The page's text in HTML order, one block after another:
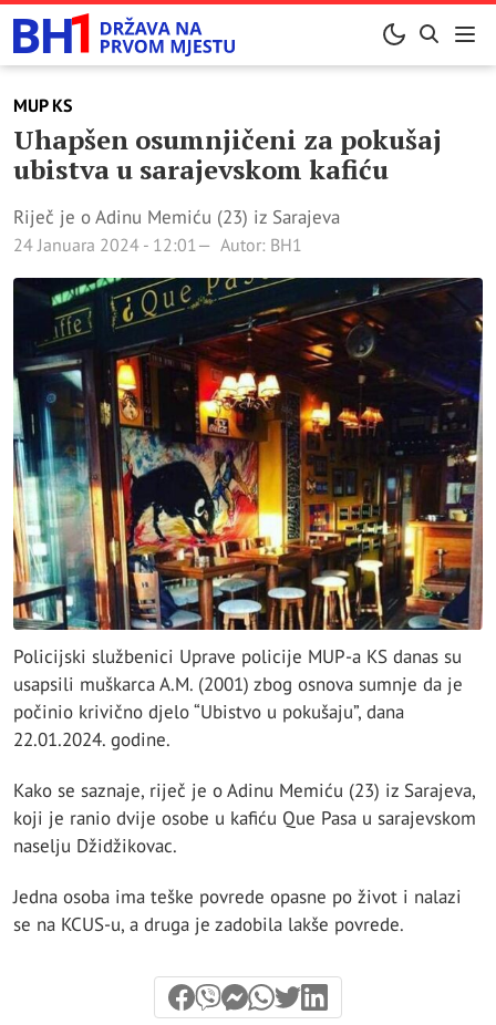
MUP KS
Uhapšen osumnjičeni za pokušaj
ubistva u sarajevskom kafiću
Riječ je o Adinu Memiću (23) iz Sarajeva
24 Januara 2024 - 12:01 Autor: BH1
Policijski službenici Uprave policije MUP-a KS danas su
usapsili muškarca A.M. (2001) zbog osnova sumnje da je
počinio krivično djelo “Ubistvo u pokušaju”, dana
22.01.2024. godine.
Kako se saznaje, riječ je o Adinu Memiću (23) iz Sarajeva,
koji je ranio dvije osobe u kafiću Que Pasa u sarajevskom
naselju Džidžikovac.
Jedna osoba ima teške povrede opasne po život i nalazi
se na KCUS-u, a druga je zadobila lakše povrede.